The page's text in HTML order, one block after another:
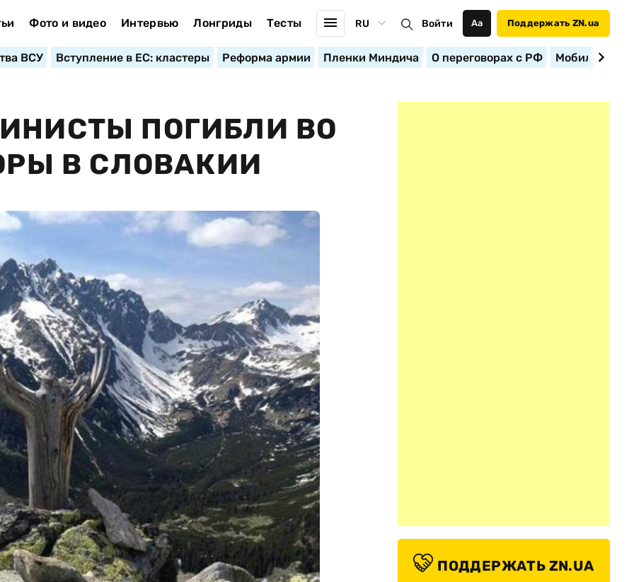
Фото и видео Интервью Лонгриды Тесты RU Войти Аа Поддержать ZN.ua
ВСУ Вступление в ЕС: кластеры Реформа армии Пленки Миндича О переговорах с РФ
ПОГИБЛИ ВО
В СЛОВАКИИ
ПОДДЕРЖАТЬ ZN.UA